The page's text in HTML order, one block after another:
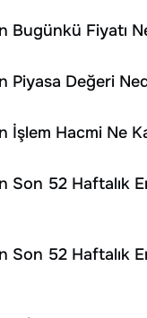
Bugünkü Fiyatı
Piyasa Değeri
Hacmi Ne
Son 52 Haftalık
52 Haftalık